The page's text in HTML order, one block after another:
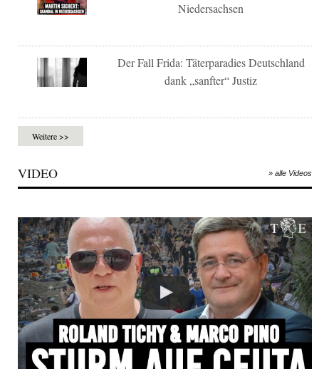
Niedersachsen
Der Fall Frida: Täterparadies Deutschland
dank „sanfter“ Justiz
Weitere >>
VIDEO » alle Videos